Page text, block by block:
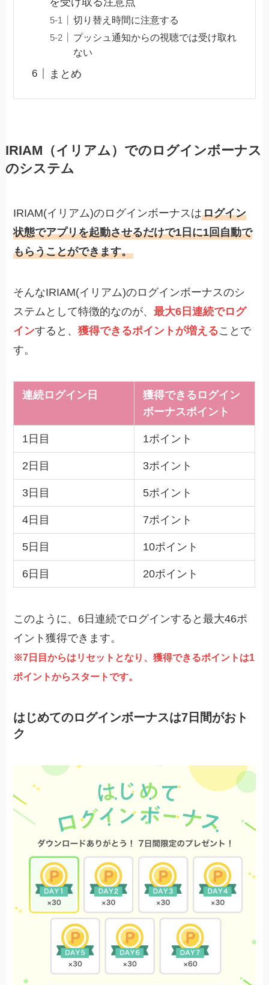
切り替え時間に注意する
プッシュ通知からの視聴では受け取れ
ない
まとめ
IRIAM（イリアム）でのログインボーナス
のシステム
IRIAM(イリアム)のログインボーナスはログイン
状態でアプリを起動させるだけで1日に1回自動で
もらうことができます。
そんなIRIAM(イリアム)のログインボーナスのシ
ステムとして特徴的なのが、最大6日連続でログ
インすると、獲得できるポイントが増えることで
す。
連続ログイン日
獲得できるログイン
ボーナスポイント
1日目 1ポイント
2日目 3ポイント
3日目 5ポイント
4日目 7ポイント
5日目 10ポイント
6日目 20ポイント
このように、6日連続でログインすると最大46ポ
イント獲得できます。
※7日目からはリセットとなり、獲得できるポイントは1
ポイントからスタートです。
はじめてのログインボーナスは7日間がおト
ク